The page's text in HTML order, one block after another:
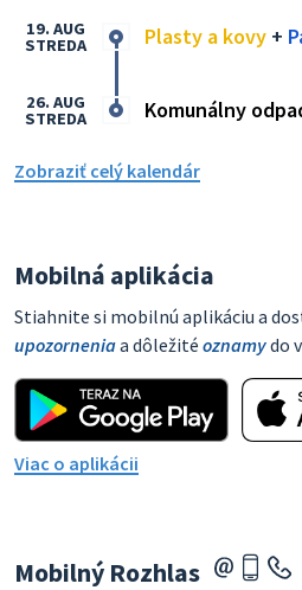
Plasty a kovy +
19. AUG
STREDA
Komunálny
26. AUG
STREDA
Zobraziť celý kalendár
Mobilná aplikácia
Stiahnite si mobilnú aplikáciu a
upozorneniaa dôležité oznamydo
Viac o aplikácii
Mobilný Rozhlas